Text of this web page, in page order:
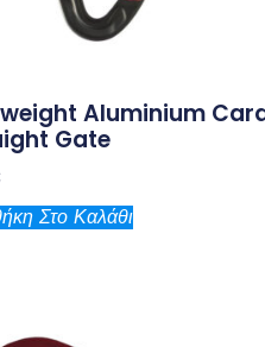
Aluminium
Gate
Στο Καλάθι